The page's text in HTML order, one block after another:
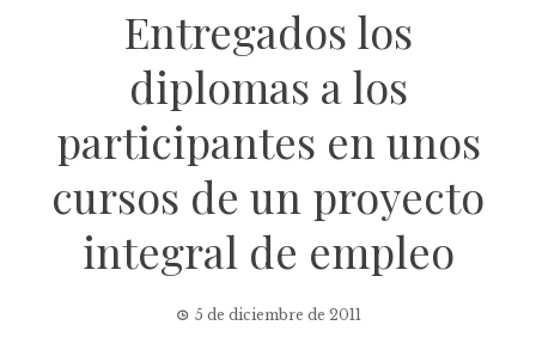
Entregados los
diplomas a los
participantes en unos
cursos de un proyecto
integral de empleo
5 de diciembre de 2011